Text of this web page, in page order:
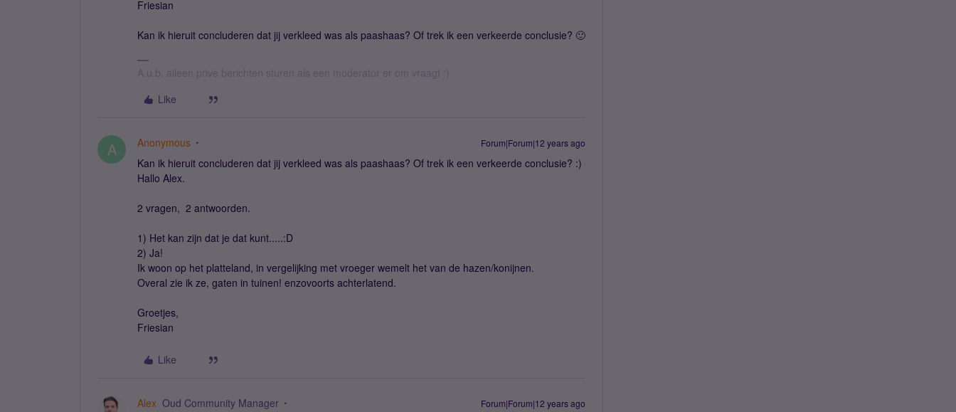
Friesian
Kan ik hieruit concluderen dat jij verkleed was als paashaas? Of trek ik een verkeerde conclusie? 🙂
A.u.b. alleen privé berichten sturen als een moderator er om vraagt :)
Like
A Anonymous Forum|Forum|12 years ago
Kan ik hieruit concluderen dat jij verkleed was als paashaas? Of trek ik een verkeerde conclusie? :)
Hallo Alex.
2 vragen, 2 antwoorden.
1) Het kan zijn dat je dat kunt.....:D
2) Ja!
Ik woon op het platteland, in vergelijking met vroeger wemelt het van de hazen/konijnen.
Overal zie ik ze, gaten in tuinen! enzovoorts achterlatend.
Groetjes,
Friesian
Like
Alex Oud Community Manager Forum|Forum|12 years ago